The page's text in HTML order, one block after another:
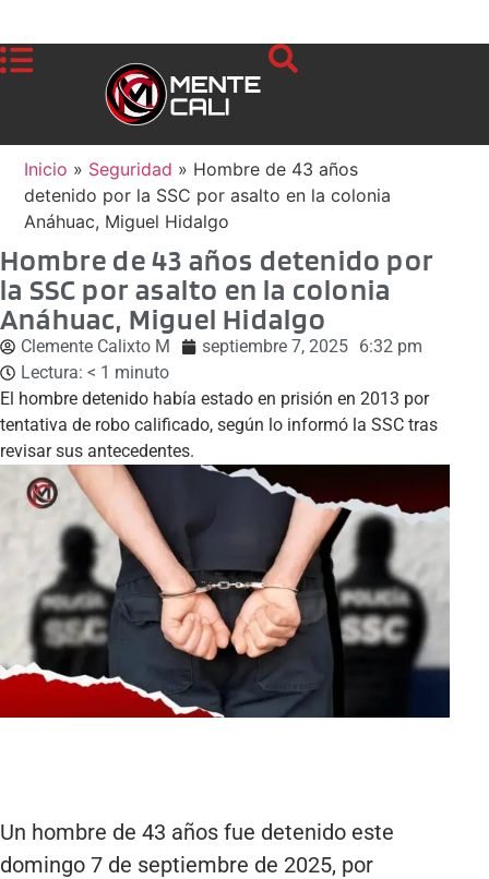
Inicio » Seguridad » Hombre de 43 años
detenido por la SSC por asalto en la colonia
Anáhuac, Miguel Hidalgo
Hombre de 43 años detenido por
la SSC por asalto en la colonia
Anáhuac, Miguel Hidalgo
Clemente Calixto M septiembre 7, 2025 6:32 pm
Lectura: < 1 minuto
El hombre detenido había estado en prisión en 2013 por
tentativa de robo calificado, según lo informó la SSC tras
revisar sus antecedentes.
Un hombre de 43 años fue detenido este
domingo 7 de septiembre de 2025, por